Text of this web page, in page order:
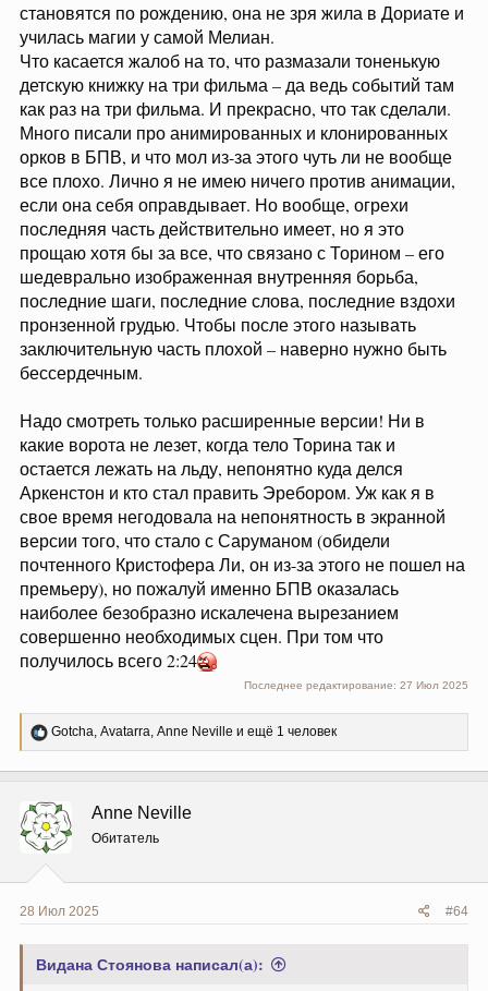
становятся по рождению, она не зря жила в Дориате и
училась магии у самой Мелиан.
Что касается жалоб на то, что размазали тоненькую
детскую книжку на три фильма – да ведь событий там
как раз на три фильма. И прекрасно, что так сделали.
Много писали про анимированных и клонированных
орков в БПВ, и что мол из-за этого чуть ли не вообще
все плохо. Лично я не имею ничего против анимации,
если она себя оправдывает. Но вообще, огрехи
последняя часть действительно имеет, но я это
прощаю хотя бы за все, что связано с Торином – его
шедеврально изображенная внутренняя борьба,
последние шаги, последние слова, последние вздохи
пронзенной грудью. Чтобы после этого называть
заключительную часть плохой – наверно нужно быть
бессердечным.
Надо смотреть только расширенные версии! Ни в
какие ворота не лезет, когда тело Торина так и
остается лежать на льду, непонятно куда делся
Аркенстон и кто стал править Эребором. Уж как я в
свое время негодовала на непонятность в экранной
версии того, что стало с Саруманом (обидели
почтенного Кристофера Ли, он из-за этого не пошел на
премьеру), но пожалуй именно БПВ оказалась
наиболее безобразно искалечена вырезанием
совершенно необходимых сцен. При том что
получилось всего 2:24
Последнее редактирование: 27 Июл 2025
Р
ц
и
и
:
Gotcha Avatarra Anne Neville и ещё 1 человек
Anne Neville
Обитатель
28 Июл 2025 #64
Видана Стоянова написал(а):